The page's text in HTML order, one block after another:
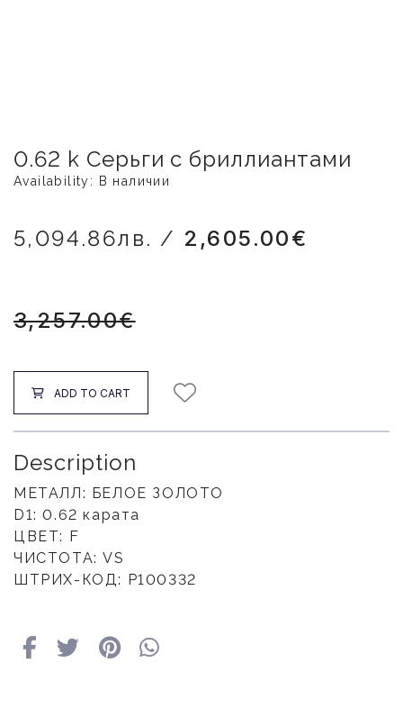
0.62 k Серьги с бриллиантами
Availability: В наличии
5,094.86лв. / 2,605.00€
3,257.00€
ADD TO CART
Description
МЕТАЛЛ: БЕЛОЕ ЗОЛОТО
D1: 0.62 карата
ЦВЕТ: F
ЧИСТОТА: VS
ШТРИХ-КОД: P100332